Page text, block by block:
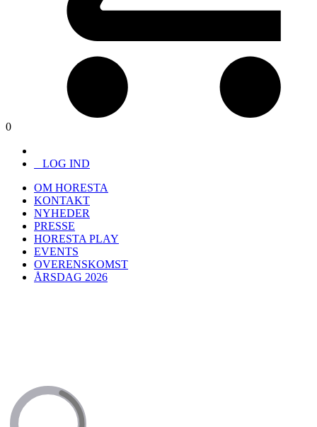
0
LOG IND
OM HORESTA
KONTAKT
NYHEDER
PRESSE
HORESTA PLAY
EVENTS
OVERENSKOMST
ÅRSDAG 2026